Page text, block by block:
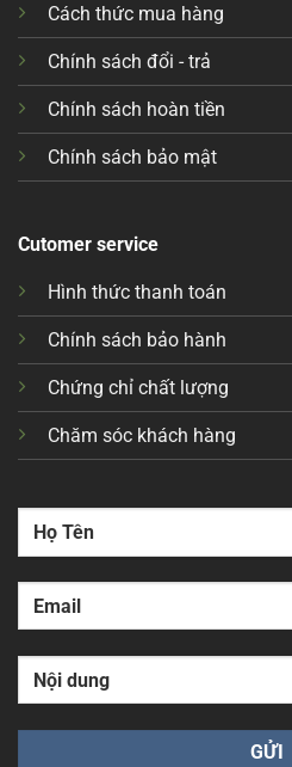
Cách thức mua hàng
Chính sách đổi - trả
Chính sách hoàn tiền
Chính sách bảo mật
Cutomer service
Hình thức thanh toán
Chính sách bảo hành
Chứng chỉ chất lượng
Chăm sóc khách hàng